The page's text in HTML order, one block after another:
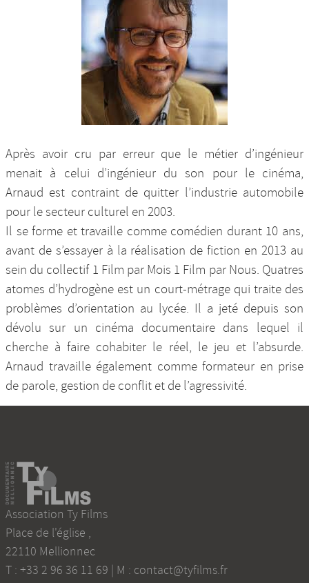
Après avoir cru par erreur que le métier d’ingénieur
menait à celui d’ingénieur du son pour le cinéma,
Arnaud est contraint de quitter l’industrie automobile
pour le secteur culturel en 2003.
Il se forme et travaille comme comédien durant 10 ans,
avant de s’essayer à la réalisation de fiction en 2013 au
sein du collectif 1 Film par Mois 1 Film par Nous. Quatres
atomes d’hydrogène est un court-métrage qui traite des
problèmes d’orientation au lycée. Il a jeté depuis son
dévolu sur un cinéma documentaire dans lequel il
cherche à faire cohabiter le réel, le jeu et l’absurde.
Arnaud travaille également comme formateur en prise
de parole, gestion de conflit et de l’agressivité.
Association Ty Films
Place de l'église ,
22110 Mellionnec
T : +33 2 96 36 11 69 | M : contact@tyfilms.fr